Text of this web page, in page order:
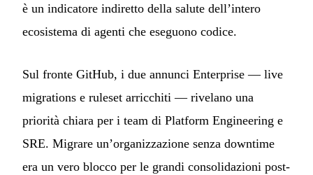
è un indicatore indiretto della salute dell’intero
ecosistema di agenti che eseguono codice.
Sul fronte GitHub, i due annunci Enterprise — live
migrations e ruleset arricchiti — rivelano una
priorità chiara per i team di Platform Engineering e
SRE. Migrare un’organizzazione senza downtime
era un vero blocco per le grandi consolidazioni post-